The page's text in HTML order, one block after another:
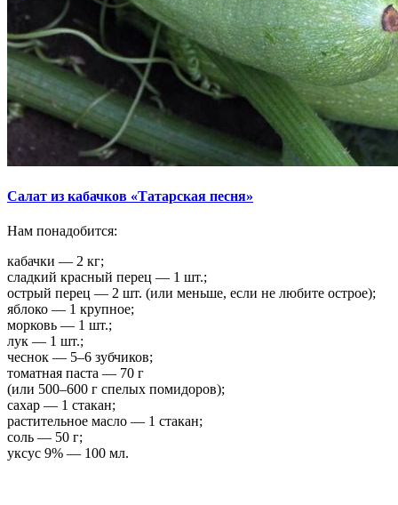
Салат из кабачков «Татарская песня»
Нам понадобится:
кабачки — 2 кг;
сладкий красный перец — 1 шт.;
острый перец — 2 шт. (или меньше, если не любите острое);
яблоко — 1 крупное;
морковь — 1 шт.;
лук — 1 шт.;
чеснок — 5–6 зубчиков;
томатная паста — 70 г
(или 500–600 г спелых помидоров);
сахар — 1 стакан;
растительное масло — 1 стакан;
соль — 50 г;
уксус 9% — 100 мл.